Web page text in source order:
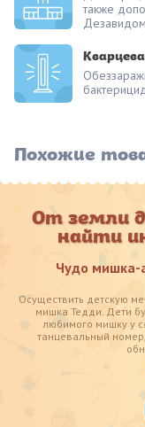
также
Похожие
От земли
найти
Чудо мишка-
Осуществить детскую
мишка Тедди. Дети
любимого мишку у
танцевальный